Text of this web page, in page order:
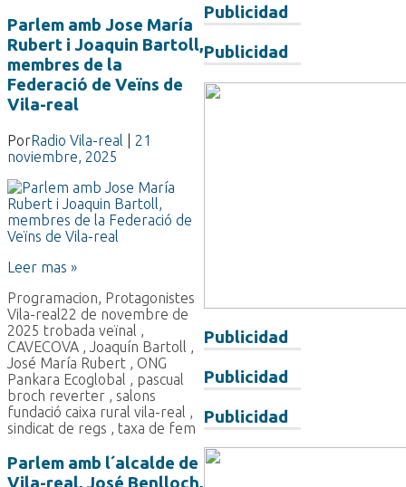
Publicidad
Publicidad
Publicidad
Publicidad
Publicidad
Parlem amb Jose María
Rubert i Joaquin Bartoll,
membres de la
Federació de Veïns de
Vila-real
PorRadio Vila-real
21
noviembre, 2025
Leer mas »
Programacion, Protagonistes
Vila-real22 de novembre de
2025 trobada veïnal ,
CAVECOVA , Joaquín Bartoll ,
José María Rubert , ONG
Pankara Ecoglobal , pascual
broch reverter , salons
fundació caixa rural vila-real ,
sindicat de regs , taxa de fem
Parlem amb l´alcalde de
Vila-real, José Benlloch,